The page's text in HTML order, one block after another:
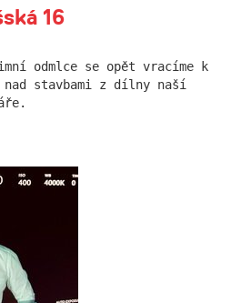
16
odmlce se opět vracíme k
stavbami z dílny naší